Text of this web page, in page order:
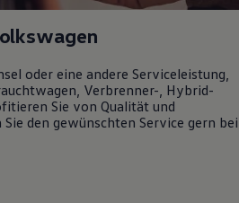
und Checks
Reifen
Unfallhilfe
Teile
Pflege
oder eine andere Serviceleistung,
, Verbrenner-, Hybrid-
Sie von Qualität und
Sie den gewünschten Service gern bei